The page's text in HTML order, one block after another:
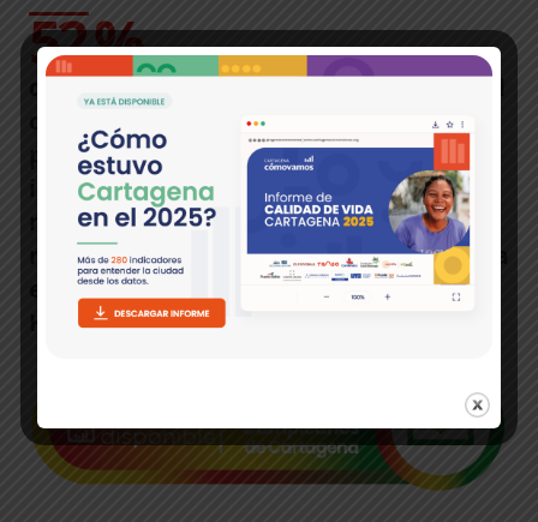
52 %
de la población cree que las cosas al final
del 2023 estarán mejor que el año
pasado. Este sentimiento es
indispensable para que entre todos
recuperemos la grandeza que en tantos
momentos de la historia caracterizaron a
esta ciudad, y le dieron el título de
Heroica.